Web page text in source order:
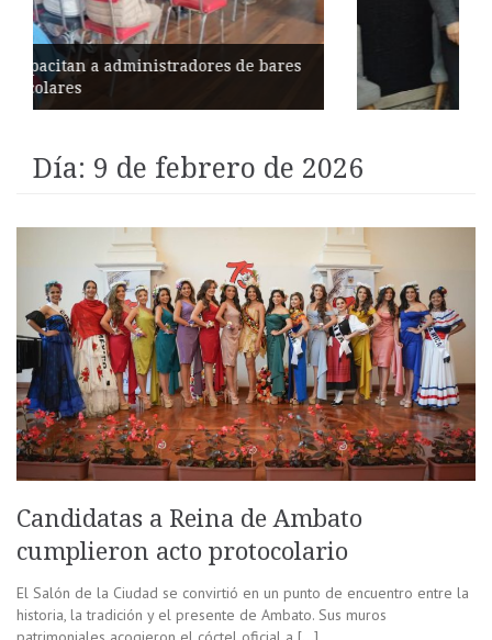
Éxito en recital de Ciudad Poética
Día: 9 de febrero de 2026
Candidatas a Reina de Ambato
cumplieron acto protocolario
El Salón de la Ciudad se convirtió en un punto de encuentro entre la
historia, la tradición y el presente de Ambato. Sus muros